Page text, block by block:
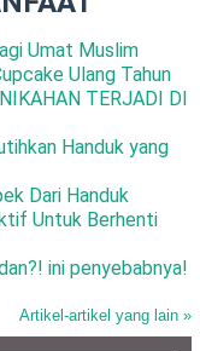
Umat Muslim
Ulang Tahun
TERJADI DI
Handuk yang
Dari Handuk
Untuk Berhenti
ini penyebabnya!
Artikel-artikel yang lain »